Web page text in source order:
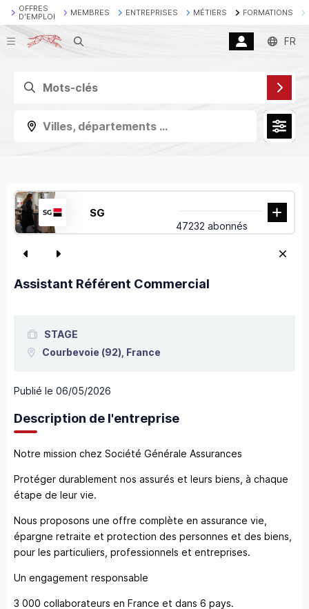
OFFRES
D'EMPLOI
MEMBRES ENTREPRISES MÉTIERS FORMATIONS
Recherche FR
Villes, départements ...
SG
47232 abonnés
Assistant Référent Commercial
STAGE
Courbevoie (92), France
Publié le 06/05/2026
Description de l'entreprise
Notre mission chez Société Générale Assurances
Protéger durablement nos assurés et leurs biens, à chaque
étape de leur vie.
Nous proposons une offre complète en assurance vie,
épargne retraite et protection des personnes et des biens,
pour les particuliers, professionnels et entreprises.
Un engagement responsable
3 000 collaborateurs en France et dans 6 pays.